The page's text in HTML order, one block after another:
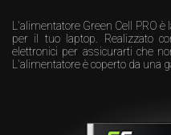
L'alimentatore Green Cell PRO
per il tuo laptop. Realizzato
elettronici per assicurarti che
L'alimentatore è coperto da una